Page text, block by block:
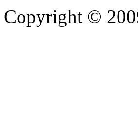
Copyright ©